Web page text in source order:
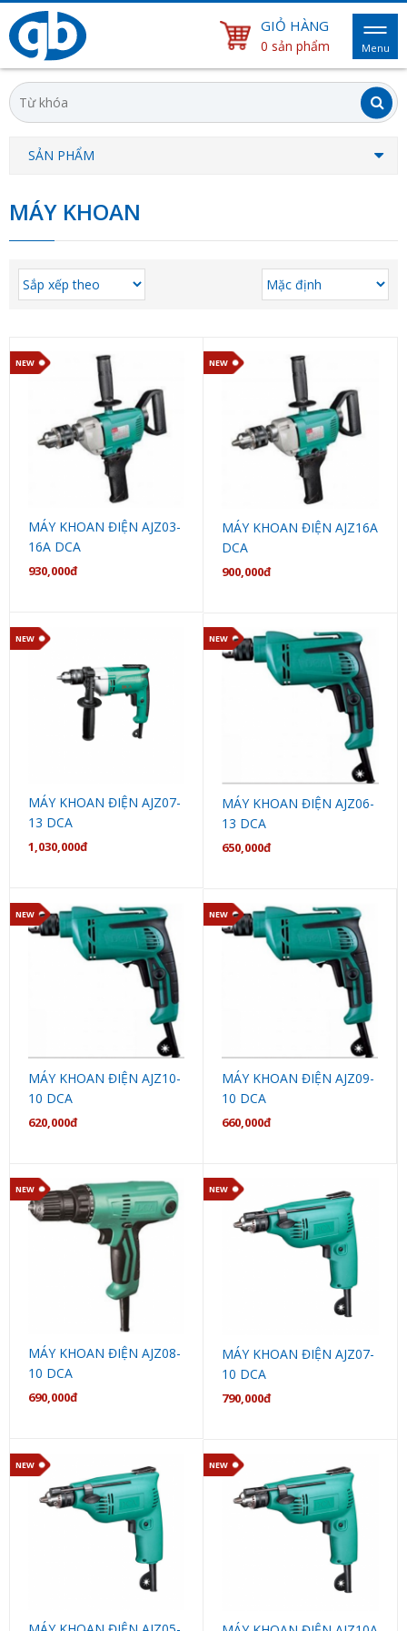
GIỎ HÀNG
0 sản phẩm Menu
SẢN PHẨM
MÁY KHOAN
MÁY KHOAN ĐIỆN AJZ03-
16A DCA
930,000đ
NEW
MÁY KHOAN ĐIỆN AJZ16A
DCA
900,000đ
NEW
MÁY KHOAN ĐIỆN AJZ07-
13 DCA
1,030,000đ
NEW
MÁY KHOAN ĐIỆN AJZ06-
13 DCA
650,000đ
NEW
MÁY KHOAN ĐIỆN AJZ10-
10 DCA
620,000đ
NEW
MÁY KHOAN ĐIỆN AJZ09-
10 DCA
660,000đ
NEW
MÁY KHOAN ĐIỆN AJZ08-
10 DCA
690,000đ
NEW
MÁY KHOAN ĐIỆN AJZ07-
10 DCA
790,000đ
NEW
NEW NEW